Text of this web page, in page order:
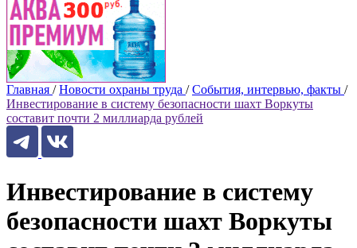
Главная / Новости охраны труда / События, интервью, факты /
Инвестирование в систему безопасности шахт Воркуты
составит почти 2 миллиарда рублей
Инвестирование в систему
безопасности шахт Воркуты